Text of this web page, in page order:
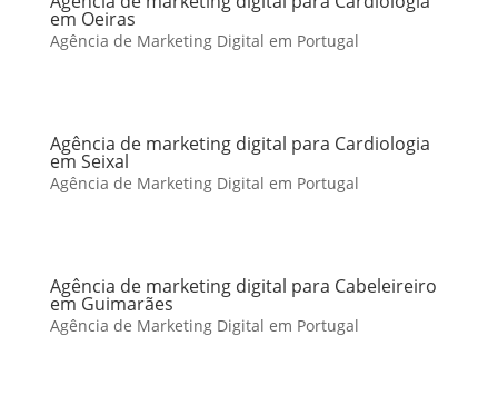
em Oeiras
Agência de Marketing Digital em Portugal
Agência de marketing digital para Cardiologia
em Seixal
Agência de Marketing Digital em Portugal
Agência de marketing digital para Cabeleireiro
em Guimarães
Agência de Marketing Digital em Portugal